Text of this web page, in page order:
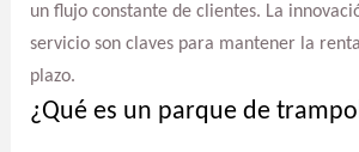
un flujo constante de clientes. La
servicio son claves para mantener la
plazo.
¿Qué es un parque de